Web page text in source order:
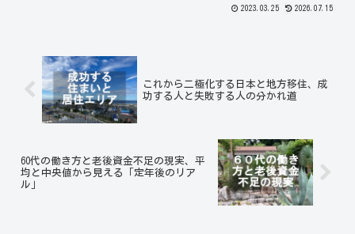
の「道の駅・湘南ちがさき」は今から完
2023.03.25 2026.07.15
これから二極化する日本と地方移住、成
功する人と失敗する人の分かれ道
60代の働き方と老後資金不足の現実、平
均と中央値から見える「定年後のリア
ル」